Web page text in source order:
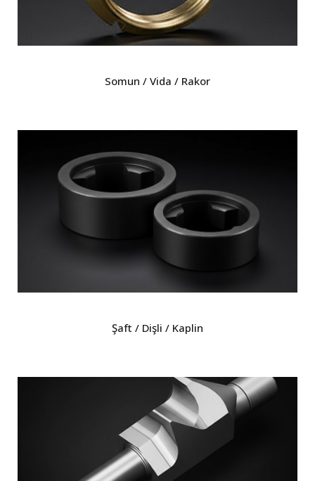
Somun / Vida / Rakor
Şaft / Dişli / Kaplin